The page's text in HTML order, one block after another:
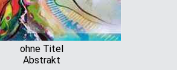
ohne Titel
Abstrakt